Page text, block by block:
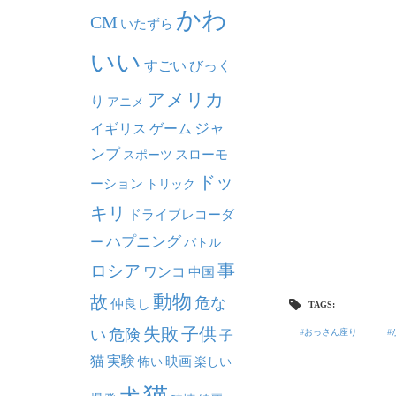
TAGS:
おっさん座り
CM いたずら かわ
いい すごい びっく
り アニメ アメリカ
イギリス ゲーム ジャ
ンプ スポーツ スローモ
ーション トリック
ドッ
キリ
ドライブレコーダ
ー ハプニング バトル
ロシア ワンコ 中国 事
故 仲良し 動物 危な
い 危険 失敗子供子
猫実験 怖い映画楽しい